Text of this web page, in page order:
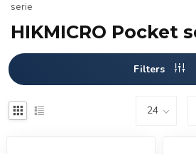
serie
HIKMICRO Pocket
Filters